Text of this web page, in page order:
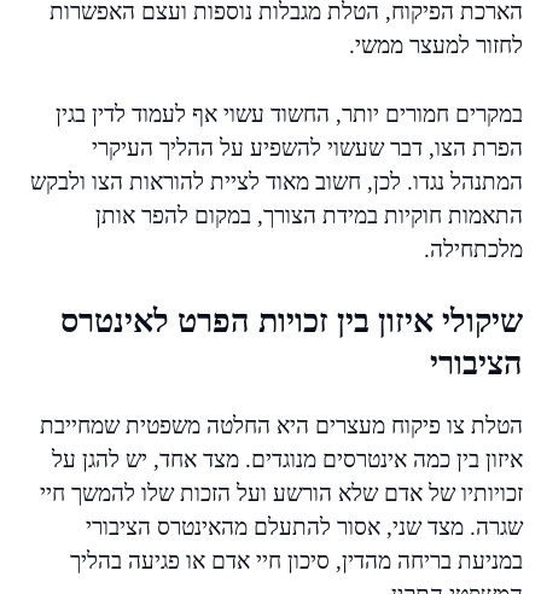
הארכת הפיקוח, הטלת מגבלות נוספות ועצם האפשרות
לחזור למעצר ממשי.
במקרים חמורים יותר, החשוד עשוי אף לעמוד לדין בגין
הפרת הצו, דבר שעשוי להשפיע על ההליך העיקרי
המתנהל נגדו. לכן, חשוב מאוד לציית להוראות הצו ולבקש
התאמות חוקיות במידת הצורך, במקום להפר אותן
מלכתחילה.
שיקולי איזון בין זכויות הפרט לאינטרס
הציבורי
הטלת צו פיקוח מעצרים היא החלטה משפטית שמחייבת
איזון בין כמה אינטרסים מנוגדים. מצד אחד, יש להגן על
זכויותיו של אדם שלא הורשע ועל הזכות שלו להמשך חיי
שגרה. מצד שני, אסור להתעלם מהאינטרס הציבורי
במניעת בריחה מהדין, סיכון חיי אדם או פגיעה בהליך